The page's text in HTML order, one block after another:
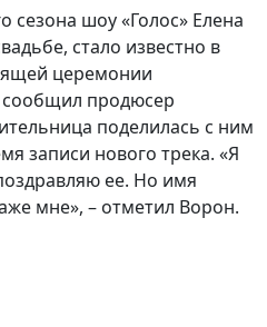
сезона шоу «Голос» Елена
стало известно в
церемонии
продюсер
поделилась с ним
записи нового трека. «Я
ее. Но имя
мне», – отметил Ворон.